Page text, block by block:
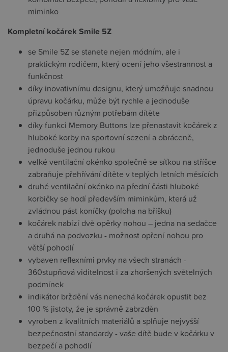
miminko
Kompletní kočárek Smile 5Z
se Smile 5Z se stanete nejen módním, ale i
praktickým rodičem, který ocení jeho všestrannost a
funkčnost
díky inovativnímu designu, který umožňuje snadnou
úpravu kočárku, může být rychle a jednoduše
přizpůsoben různým potřebám dítěte
díky funkci Memory Buttons lze přenastavit kočárek z
hluboké korby na sportovní sezení a obráceně,
jednoduše jednou rukou
velké ventilační okénko společně se síťkou na stříšce
zabraňuje přehřívání dítěte v teplých letních měsících
druhé ventilační okénko na přední části hluboké
korbičky se hodí především miminkům, která už
zvládnou pást koníčky (poloha na bříšku)
kočárek nabízí dvě opěrky nohou – jedna na sedačce
a druhá na podvozku - možnost opření nohou pro
větší pohodlí
vybaven reflexními prvky na všech stranách -
360stupňová viditelnost i za zhoršených světelných
podmínek
indikátor brždění vás nenechá kočárek opustit bez
100 % jistoty, že je správně zabrzděn
vyroben z kvalitních materiálů a splňuje nejvyšší
bezpečnostní standardy - vaše dítě bude v kočárku v
bezpečí a pohodlí